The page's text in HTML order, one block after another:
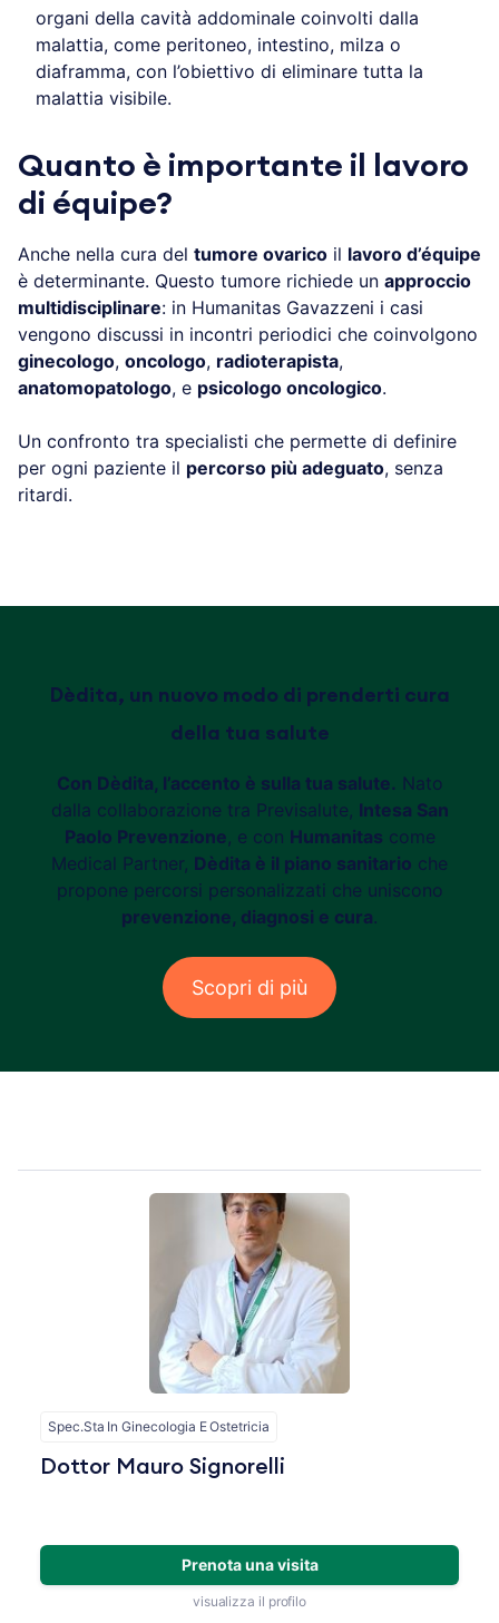
organi della cavità addominale coinvolti dalla
malattia, come peritoneo, intestino, milza o
diaframma, con l’obiettivo di eliminare tutta la
malattia visibile.
Quanto è importante il lavoro
di équipe?
Anche nella cura del tumore ovarico il lavoro d’équipe
è determinante. Questo tumore richiede un approccio
multidisciplinare: in Humanitas Gavazzeni i casi
vengono discussi in incontri periodici che coinvolgono
ginecologo, oncologo, radioterapista,
anatomopatologo, e psicologo oncologico.
Un confronto tra specialisti che permette di definire
per ogni paziente il percorso più adeguato, senza
ritardi.
Dèdita, un nuovo modo di prenderti cura
della tua salute
Con Dèdita, l’accento è sulla tua salute. Nato
dalla collaborazione tra Previsalute, Intesa San
Paolo Prevenzione, e con Humanitas come
Medical Partner, Dèdita è il piano sanitario che
propone percorsi personalizzati che uniscono
prevenzione, diagnosi e cura.
Scopri di più
Spec.Sta In Ginecologia E Ostetricia
Dottor Mauro Signorelli
Prenota una visita
visualizza il profilo